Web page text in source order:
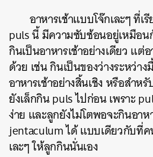
อาหารเช้าแบบโจ๊กเละๆ ที่
puls นี้ มีความซับซ้อนอยู่เหมือน
กินเป็นอาหารเช้าอย่างเดียว แ
ด้วย เช่น กินเป็นของว่างระหว่า
อาหารเช้าอย่างสิ้นเชิง หรือสำห
ยังเล็กกิน puls ไปก่อน เพราะ
ง่าย และลูกยังไม่โตพอจะกินอาห
jentaculum ได้ แบบเดียวกับที่
เละๆ ให้ลูกกินนั่นเอง